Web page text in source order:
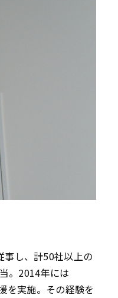
事し、計50社以上の
。2014年には
を実施。その経験を